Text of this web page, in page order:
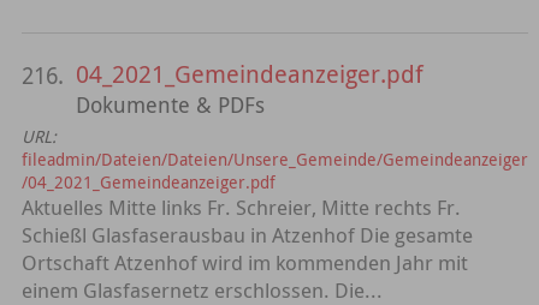
216. 04_2021_Gemeindeanzeiger.pdf
Dokumente & PDFs
URL:
fileadmin/Dateien/Dateien/Unsere_Gemeinde/Gemeindeanzeiger
/04_2021_Gemeindeanzeiger.pdf
Aktuelles Mitte links Fr. Schreier, Mitte rechts Fr.
Schießl Glasfaserausbau in Atzenhof Die gesamte
Ortschaft Atzenhof wird im kommenden Jahr mit
einem Glasfasernetz erschlossen. Die...